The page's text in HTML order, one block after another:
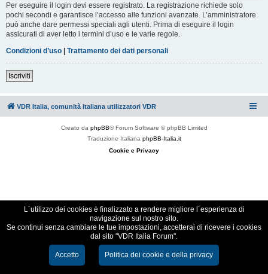
Per eseguire il login devi essere registrato. La registrazione richiede solo
pochi secondi e garantisce l’accesso alle funzioni avanzate. L’amministratore
può anche dare permessi speciali agli utenti. Prima di eseguire il login
assicurati di aver letto i termini d’uso e le varie regole.
Condizioni d’uso | Trattamento dei dati personali
Iscriviti
VDR Italia, comunità italiana utilizzatori VDR
Creato da phpBB® Forum Software © phpBB Limited
Traduzione Italiana phpBB-Italia.it
Cookie e Privacy
L´utilizzo dei cookies è finalizzato a rendere migliore l´esperienza di
navigazione sul nostro sito.
Se continui senza cambiare le tue impostazioni, accetterai di ricevere i cookies
dal sito "VDR Italia Forum".
Accetto Politica dei cookie e della privacy